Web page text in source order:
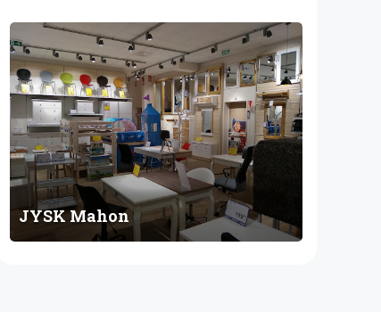
J
Y
S
K
M
a
h
o
JYSK Mahon